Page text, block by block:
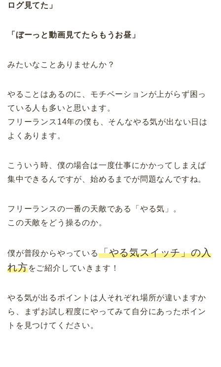
ログ見てた」
「ぼーっと動画見てたらもうお昼」
みたいなことありませんか？
やることはあるのに、モチベーションが上がらず困っ
ている人も多いと思います。
フリーランス14年の僕も、そんなやる気が出ない日は
よくあります。
こういう時、僕の場合は一度仕事にかかってしまえば
集中できるんですが、始めるまでが問題なんですね。
フリーランスの一番の天敵である「やる気」。
この天敵をどう操るのか。
僕が普段からやっている「やる気スイッチ」の入
れ方をご紹介していきます！
やる気が出るポイントは人それぞれ場所が違いますか
ら、まずお試し程度にやってみて自分にあったポイン
トを見つけてください。